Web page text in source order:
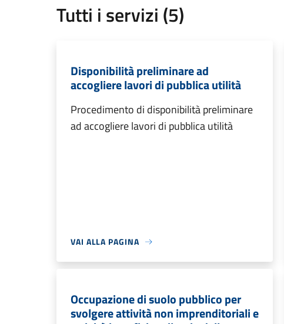
Tutti i servizi (5)
Disponibilità preliminare ad
accogliere lavori di pubblica utilità
Procedimento di disponibilità preliminare
ad accogliere lavori di pubblica utilità
VAI ALLA PAGINA
Occupazione di suolo pubblico per
svolgere attività non imprenditoriali e